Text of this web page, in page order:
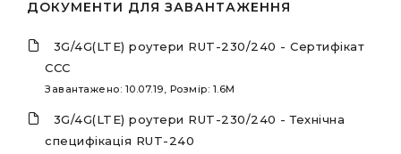
ДОКУМЕНТИ ДЛЯ ЗАВАНТАЖЕННЯ
3G/4G(LTE) роутери RUT-230/240 - Сертифікат
ССС
Завантажено: 10.07.19, Розмір: 1.6M
3G/4G(LTE) роутери RUT-230/240 - Технічна
специфікація RUT-240